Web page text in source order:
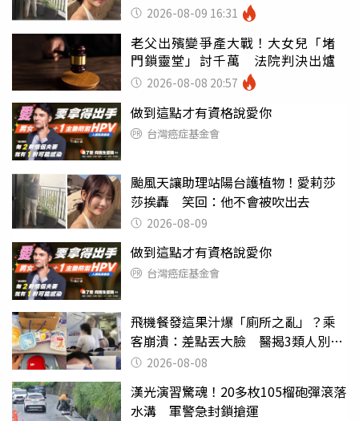
2026-08-09 16:31
老父出殯變爭產大戰！大女兒「堵
門鎖靈堂」討千萬 法院判決出爐
2026-08-08 20:57
做到這點才有資格說愛你
台灣癌症基金會
颱風天讓助理站陽台護植物！愛莉莎
莎挨轟 笑回：他不會被吹出去
2026-08-09
做到這點才有資格說愛你
台灣癌症基金會
飛機餐發這果汁爆「廁所之亂」？乘
客崩潰：差點丟大臉 醫揭3類人別亂
喝 2026-08-08
漢光演習驚魂！20多枚105榴砲彈滾落
水溝 軍警急封鎖搶運